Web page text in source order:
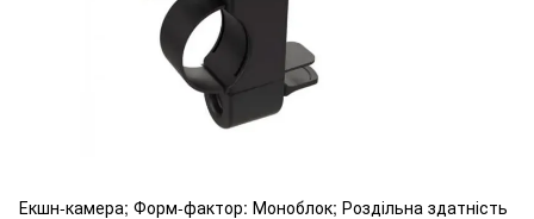
Екшн-камера; Форм-фактор: Моноблок; Роздільна здатність